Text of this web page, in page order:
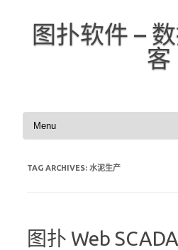
图扑软件 –
客
TAG ARCHIVES: 水泥生产
图扑 Web